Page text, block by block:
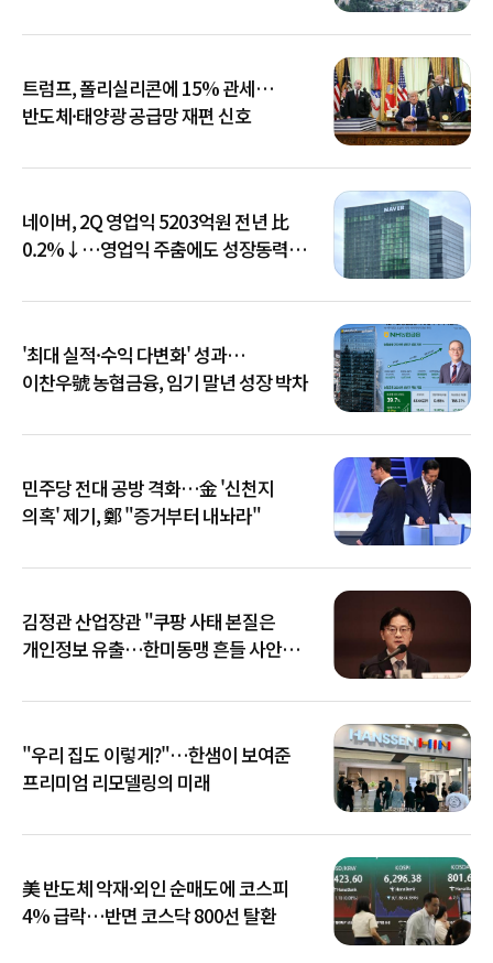
트럼프, 폴리실리콘에 15% 관세…
반도체·태양광 공급망 재편 신호
네이버, 2Q 영업익 5203억원 전년 比
0.2%↓…영업익 주춤에도 성장동력
'최대 실적·수익 다변화' 성과…
이찬우號 농협금융, 임기 말년 성장 박차
민주당 전대 공방 격화…金 '신천지
의혹' 제기, 鄭 "증거부터 내놔라"
김정관 산업장관 "쿠팡 사태 본질은
개인정보 유출…한미동맹 흔들 사안
"우리 집도 이렇게?"…한샘이 보여준
프리미엄 리모델링의 미래
美 반도체 악재·외인 순매도에 코스피
4% 급락…반면 코스닥 800선 탈환